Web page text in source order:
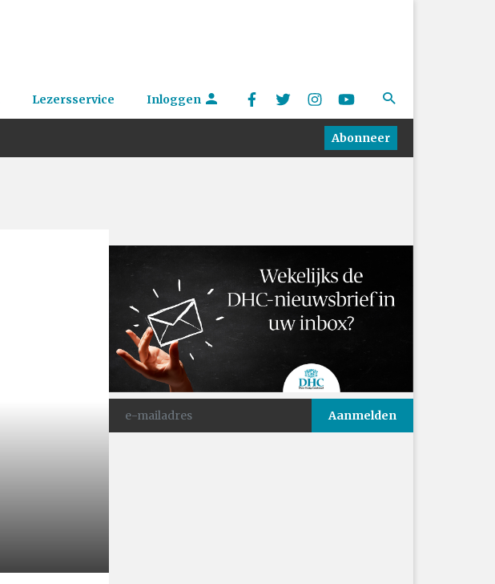
Lezersservice Inloggen
Abonneer